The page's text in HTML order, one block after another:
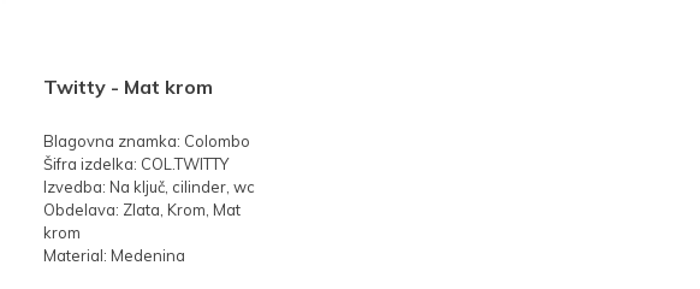
Twitty - Mat krom
Blagovna znamka: Colombo
Šifra izdelka: COL.TWITTY
Izvedba: Na ključ, cilinder, wc
Obdelava: Zlata, Krom, Mat
krom
Material: Medenina